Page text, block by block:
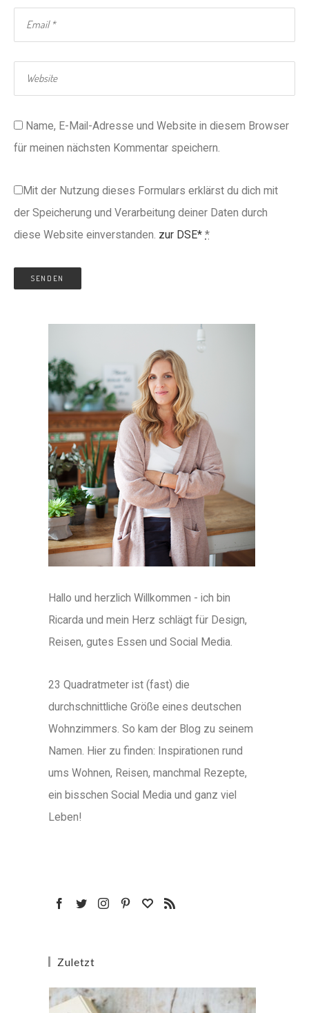
Name, E-Mail-Adresse und Website in diesem Browser
für meinen nächsten Kommentar speichern.
Mit der Nutzung dieses Formulars erklärst du dich mit
der Speicherung und Verarbeitung deiner Daten durch
diese Website einverstanden. zur DSE* *
Hallo und herzlich Willkommen - ich bin
Ricarda und mein Herz schlägt für Design,
Reisen, gutes Essen und Social Media.
23 Quadratmeter ist (fast) die
durchschnittliche Größe eines deutschen
Wohnzimmers. So kam der Blog zu seinem
Namen. Hier zu finden: Inspirationen rund
ums Wohnen, Reisen, manchmal Rezepte,
ein bisschen Social Media und ganz viel
Leben!
Zuletzt